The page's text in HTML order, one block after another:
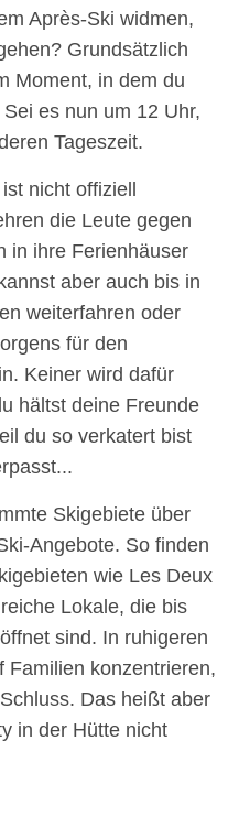
Après-Ski widmen,
Grundsätzlich
Moment, in dem du
es nun um 12 Uhr,
Tageszeit.
nicht offiziell
die Leute gegen
in ihre Ferienhäuser
aber auch bis in
weiterfahren oder
für den
Keiner wird dafür
hältst deine Freunde
du so verkatert bist
Skigebiete über
Angebote. So finden
wie Les Deux
Lokale, die bis
sind. In ruhigeren
Familien konzentrieren,
Das heißt aber
in der Hütte nicht